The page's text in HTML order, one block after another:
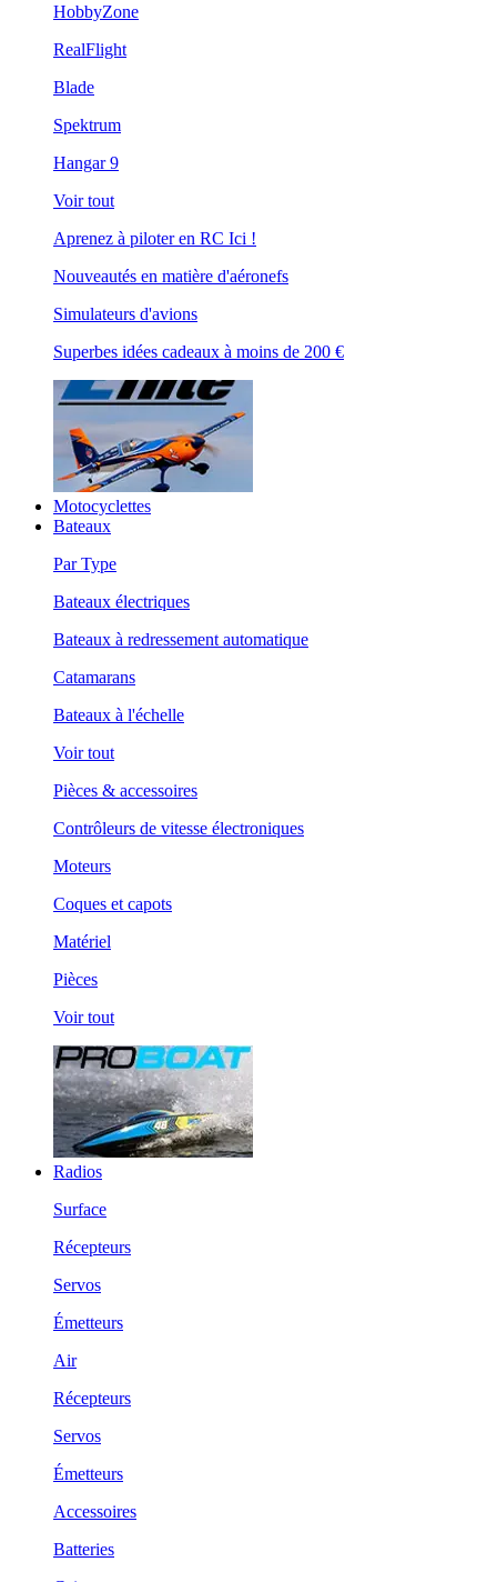
HobbyZone
RealFlight
Blade
Spektrum
Hangar 9
Voir tout
Aprenez à piloter en RC Ici !
Nouveautés en matière d'aéronefs
Simulateurs d'avions
Superbes idées cadeaux à moins de 200 €
Motocyclettes
Bateaux
Par Type
Bateaux électriques
Bateaux à redressement automatique
Catamarans
Bateaux à l'échelle
Voir tout
Pièces & accessoires
Contrôleurs de vitesse électroniques
Moteurs
Coques et capots
Matériel
Pièces
Voir tout
Radios
Surface
Récepteurs
Servos
Émetteurs
Air
Récepteurs
Servos
Émetteurs
Accessoires
Batteries